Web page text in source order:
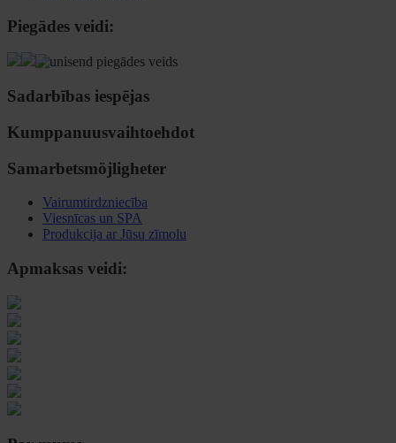
Piegādes veidi:
Sadarbības iespējas
Kumppanuusvaihtoehdot
Samarbetsmöjligheter
Vairumtirdzniecība
Viesnīcas un SPA
Produkcija ar Jūsu zīmolu
Apmaksas veidi: